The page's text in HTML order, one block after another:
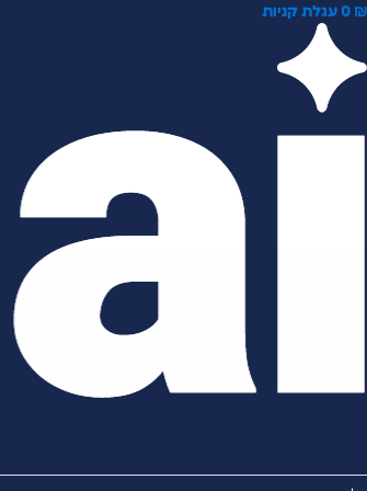
₪
0 עגלת קניות